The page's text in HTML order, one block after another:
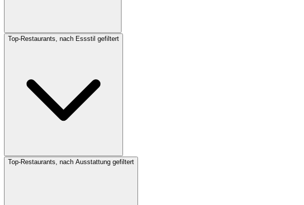
Top-Restaurants, nach Essstil gefiltert
Top-Restaurants, nach Ausstattung gefiltert